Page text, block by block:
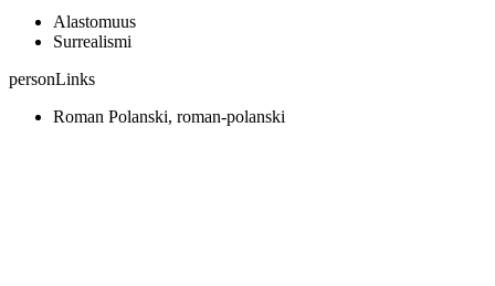
Alastomuus
Surrealismi
personLinks
Roman Polanski, roman-polanski